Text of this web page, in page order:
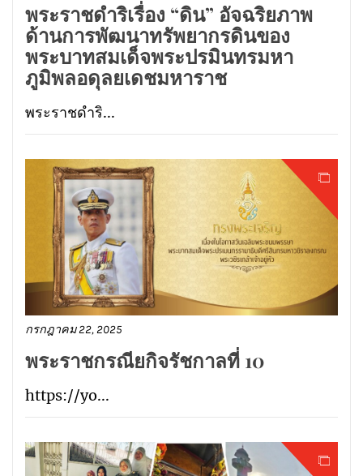
พระราชดำริเรื่อง “ดิน” อัจฉริยภาพ
ด้านการพัฒนาทรัพยากรดินของ
พระบาทสมเด็จพระปรมินทรมหา
ภูมิพลอดุลยเดชมหาราช
พระราชดำริ...
กรกฎาคม 22, 2025
พระราชกรณียกิจรัชกาลที่ 10
https://yo...